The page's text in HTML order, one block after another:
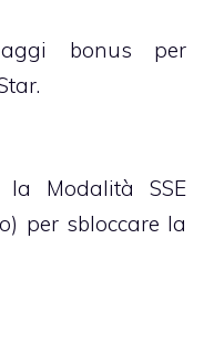
bonus per
la Modalità SSE
per sbloccare la